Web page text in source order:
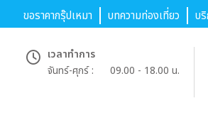
ขอราคากรุ๊ปเหมา บทความท่องเที่ยว บ
เวลาทำการ
จันทร์-ศุกร์ :
09.00 - 18.00 น.